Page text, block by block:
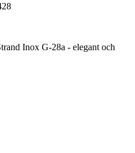
Inox G-28a - elegant och